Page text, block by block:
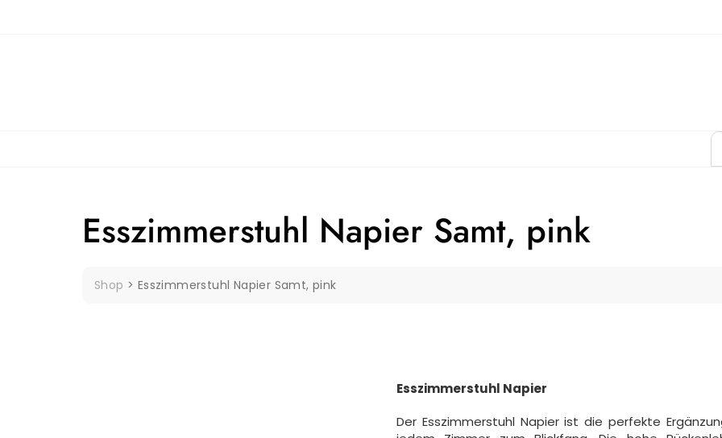
Esszimmerstuhl Napier Samt, pink
Shop > Esszimmerstuhl Napier Samt, pink
Esszimmerstuhl Napier
Der Esszimmerstuhl Napier ist die perfekte